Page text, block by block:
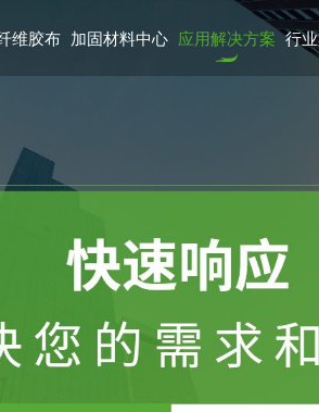
维胶布 加固材料中心 应用解决方案 行